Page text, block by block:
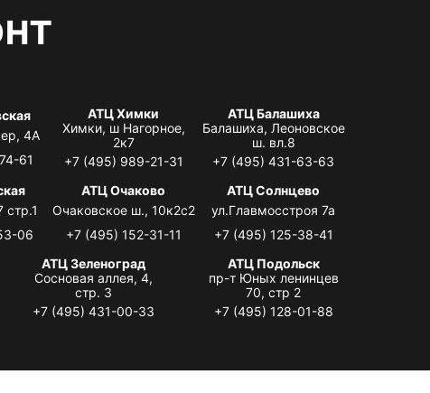
4А
61
АТЦ Химки
Химки, ш Нагорное,
2к7
+7 (495) 989-21-31
АТЦ Балашиха
Балашиха, Леоновское
ш. вл.8
+7 (495) 431-63-63
стр.1
06
АТЦ Очаково
Очаковское ш., 10к2с2
+7 (495) 152-31-11
АТЦ Солнцево
ул.Главмосстроя 7а
+7 (495) 125-38-41
АТЦ Зеленоград
Сосновая аллея, 4,
стр. 3
+7 (495) 431-00-33
АТЦ Подольск
пр-т Юных ленинцев
70, стр 2
+7 (495) 128-01-88